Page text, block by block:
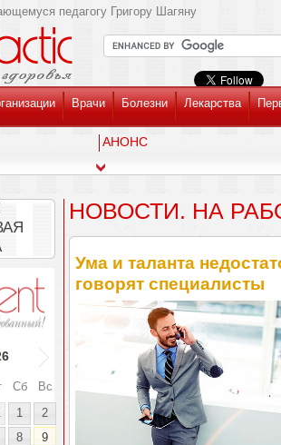
педагогу Григору Шагяну
Врачи Болезни Лекарства
АНОНС
Сб
Вс
1
2
8
9
НОВОСТИ. НА
Ума и таланта
говорят специалисты